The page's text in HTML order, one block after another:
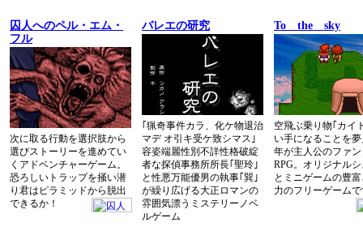
囚人へのペル・エム・
フル
次に取る行動を選択肢から
選びストーリーを進めてい
くアドベンチャーゲーム。
恐ろしいトラップを掻い潜
り君はピラミッドから脱出
できるか！
バレエの研究
｢猟奇事件カラ、化ケ物退治
マデ オ引キ受ケ致シマス｣
容姿端麗性別不詳性格破綻
者な探偵事務所所長｢聖玲｣
と性悪万能優男の執事｢巽｣
が繰り広げる大正ロマンの
雰囲気漂うミステリーノベ
ルゲーム
To the sky
空飛ぶ乗り物｢カイ
い手になることを
年が主人公のファ
RPG。オリジナル
とミニゲームの豊
力のフリーゲーム